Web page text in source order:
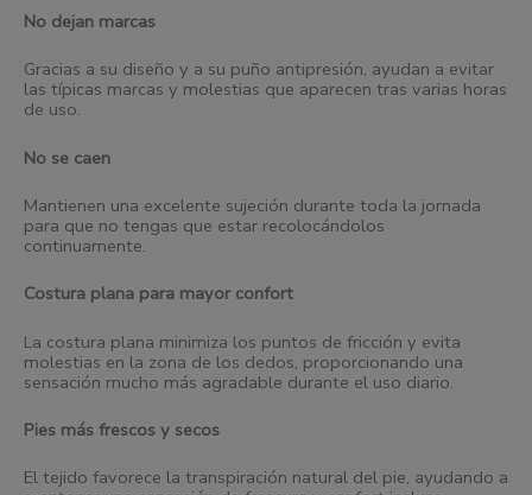
No dejan marcas
Gracias a su diseño y a su puño antipresión, ayudan a evitar
las típicas marcas y molestias que aparecen tras varias horas
de uso.
No se caen
Mantienen una excelente sujeción durante toda la jornada
para que no tengas que estar recolocándolos
continuamente.
Costura plana para mayor confort
La costura plana minimiza los puntos de fricción y evita
molestias en la zona de los dedos, proporcionando una
sensación mucho más agradable durante el uso diario.
Pies más frescos y secos
El tejido favorece la transpiración natural del pie, ayudando a